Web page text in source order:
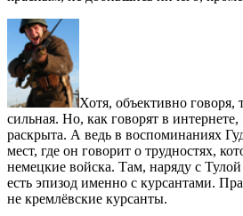
Хотя, объективно говоря,
сильная. Но, как говорят в
раскрыта. А ведь в воспоминаниях
мест, где он говорит о трудностях,
немецкие войска. Там, наряду с
есть эпизод именно с курсантами.
не кремлёвские курсанты.